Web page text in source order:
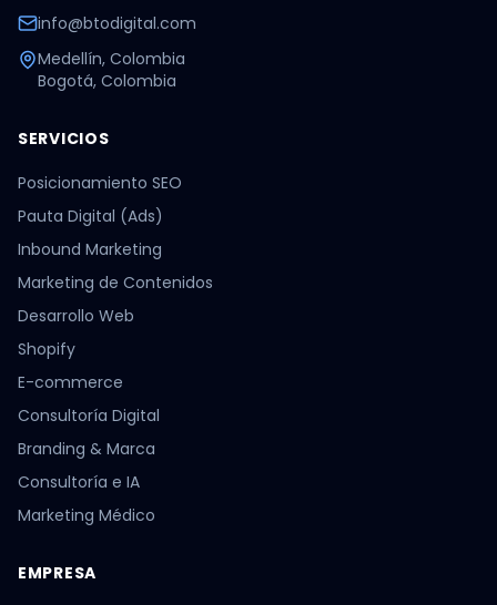
info@btodigital.com
Medellín, Colombia
Bogotá, Colombia
SERVICIOS
Posicionamiento SEO
Pauta Digital (Ads)
Inbound Marketing
Marketing de Contenidos
Desarrollo Web
Shopify
E-commerce
Consultoría Digital
Branding & Marca
Consultoría e IA
Marketing Médico
EMPRESA